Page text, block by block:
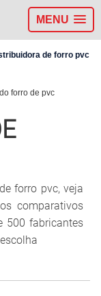
MENU
de forro pvc
forro de pvc
forro pvc, veja
comparativos
500 fabricantes